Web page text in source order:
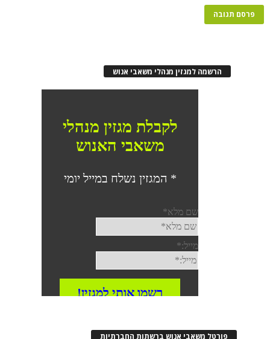
הרשמה למגזין מנהלי משאבי אנוש
פורטל משאבי אנוש ברשתות החברתיות